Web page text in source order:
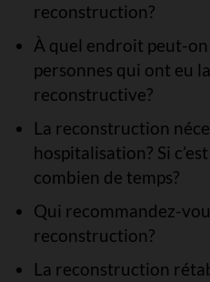
reconstruction?
À quel endroit peut-
personnes qui ont eu
reconstructive?
La reconstruction
hospitalisation? Si
combien de temps?
Qui recommandez-
reconstruction?
La reconstruction